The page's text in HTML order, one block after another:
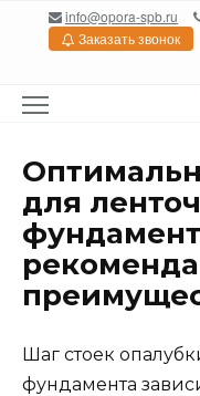
Перейтиinfo@opora-spb.ru
Заказать звонок
для
Шаг стоек
фундамента